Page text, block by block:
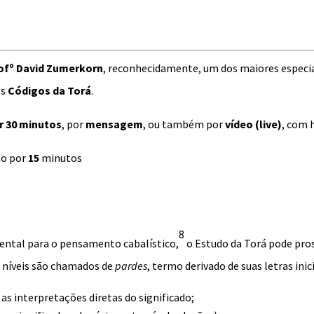
David Zumerkorn, reconhecidamente, um dos maiores
Códigos da Torá.
30 minutos, por mensagem, ou também porvídeo (live), com
por 15 minutos
para o pensamento cabalístico,
8
o Estudo da Torá pode
são chamados depardes, termo derivado de suas letras
as interpretações diretas do significado;